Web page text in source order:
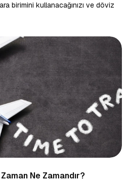
birimini kullanacağınızı ve döviz
Ne Zamandır?